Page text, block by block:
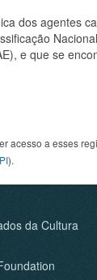
dos agentes
e que se
acesso a esses
).
da Cultura